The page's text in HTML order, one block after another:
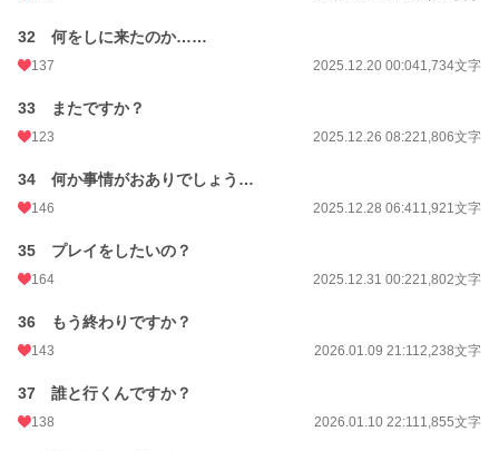
32 何をしに来たのか……
137 2025.12.20 00:041,734文字
33 またですか？
123 2025.12.26 08:221,806文字
34 何か事情がおありでしょう…
146 2025.12.28 06:411,921文字
35 プレイをしたいの？
164 2025.12.31 00:221,802文字
36 もう終わりですか？
143 2026.01.09 21:112,238文字
37 誰と行くんですか？
138 2026.01.10 22:111,855文字